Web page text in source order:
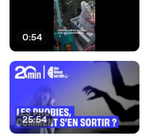
0:54
25:54